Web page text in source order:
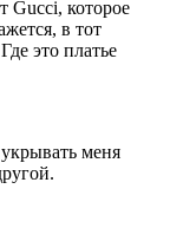
Gucci, которое
в тот
это платье
меня